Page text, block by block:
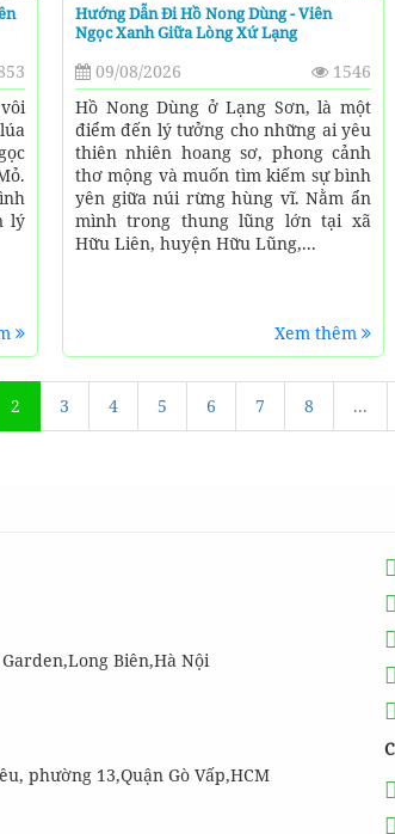
lý
Hướng Dẫn Đi Hồ Nong Dùng - Viên
Ngọc Xanh Giữa Lòng Xứ Lạng
09/08/2026
1546
Hồ Nong Dùng ở Lạng Sơn, là một
điểm đến lý tưởng cho những ai yêu
thiên nhiên hoang sơ, phong cảnh
thơ mộng và muốn tìm kiếm sự bình
yên giữa núi rừng hùng vĩ. Nằm ẩn
mình trong thung lũng lớn tại xã
Hữu Liên, huyện Hữu Lũng,...
Xem thêm
2 3 4 5 6 7 8 ...
Biên,Hà Nội
phường 13,Quận Gò Vấp,HCM